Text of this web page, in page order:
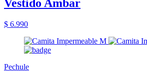
Vestido Ambar
$ 6.990
Pechule